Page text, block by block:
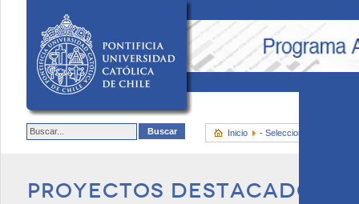
Inicio - Seleccionar -
Proyectos Destacados